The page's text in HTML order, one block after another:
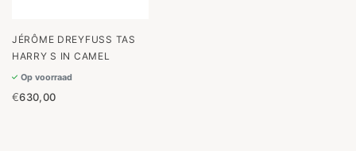
JÉRÔME DREYFUSS TAS
HARRY S IN CAMEL
Op voorraad
€630,00